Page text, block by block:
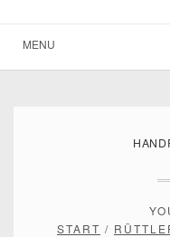
MENU
START /